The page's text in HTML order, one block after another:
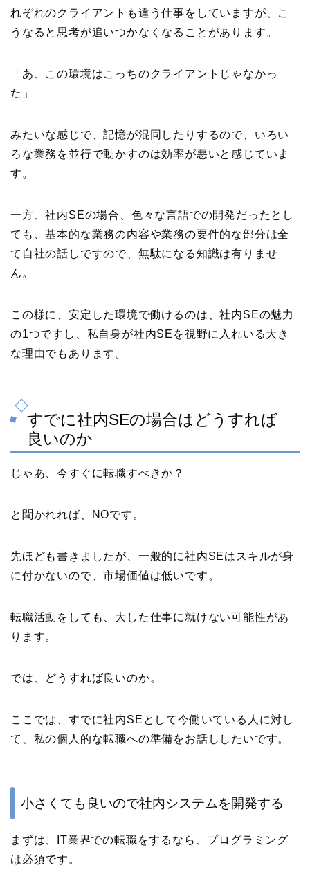
れぞれのクライアントも違う仕事をしていますが、こ
うなると思考が追いつかなくなることがあります。
「あ、この環境はこっちのクライアントじゃなかっ
た」
みたいな感じで、記憶が混同したりするので、いろい
ろな業務を並行で動かすのは効率が悪いと感じていま
す。
一方、社内SEの場合、色々な言語での開発だったとし
ても、基本的な業務の内容や業務の要件的な部分は全
て自社の話しですので、無駄になる知識は有りませ
ん。
この様に、安定した環境で働けるのは、社内SEの魅力
の1つですし、私自身が社内SEを視野に入れいる大き
な理由でもあります。
すでに社内SEの場合はどうすれば
良いのか
じゃあ、今すぐに転職すべきか？
と聞かれれば、NOです。
先ほども書きましたが、一般的に社内SEはスキルが身
に付かないので、市場価値は低いです。
転職活動をしても、大した仕事に就けない可能性があ
ります。
では、どうすれば良いのか。
ここでは、すでに社内SEとして今働いている人に対し
て、私の個人的な転職への準備をお話ししたいです。
小さくても良いので社内システムを開発する
まずは、IT業界での転職をするなら、プログラミング
は必須です。